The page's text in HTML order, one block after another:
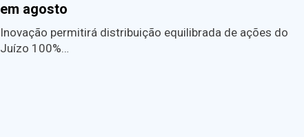
em agosto
Inovação permitirá distribuição equilibrada de ações do
Juízo 100%…